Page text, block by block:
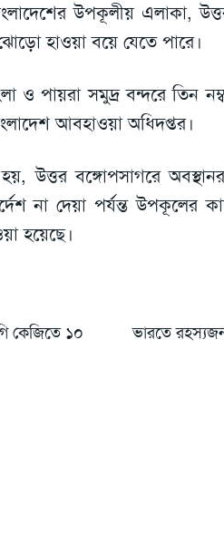
উপকূলীয় এলাকা,
হাওয়া বয়ে যেতে পারে।
ও পায়রা সমুদ্র বন্দরে তিন
আবহাওয়া অধিদপ্তর।
উত্তর বঙ্গোপসাগরে
না দেয়া পর্যন্ত উপকূলের
হয়েছে।
কেজিতে ১০
ভারতে